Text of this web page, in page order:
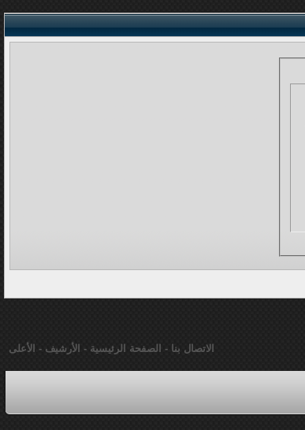
الاتصال بنا - الصفحة الرئيسية - الأرشيف - الأعلى